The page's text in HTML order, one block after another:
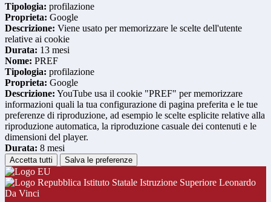
Tipologia: profilazione
Proprieta: Google
Descrizione: Viene usato per memorizzare le scelte dell'utente
relative ai cookie
Durata: 13 mesi
Nome: PREF
Tipologia: profilazione
Proprieta: Google
Descrizione: YouTube usa il cookie "PREF" per memorizzare
informazioni quali la tua configurazione di pagina preferita e le tue
preferenze di riproduzione, ad esempio le scelte esplicite relative alla
riproduzione automatica, la riproduzione casuale dei contenuti e le
dimensioni del player.
Durata: 8 mesi
Accetta tutti Salva le preferenze
Istituto Statale Istruzione Superiore Leonardo
Da Vinci